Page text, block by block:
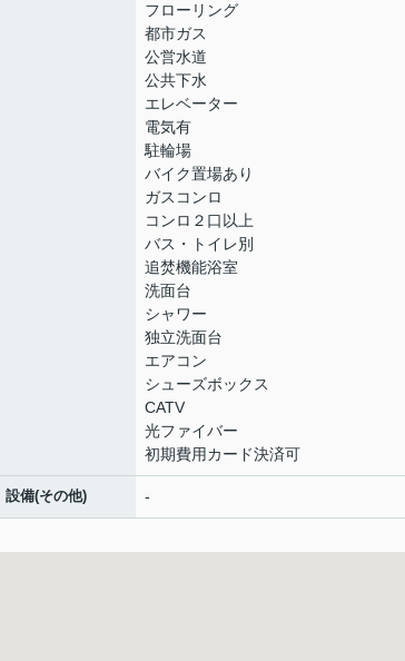
フローリング
都市ガス
公営水道
公共下水
エレベーター
電気有
駐輪場
バイク置場あり
ガスコンロ
コンロ２口以上
バス・トイレ別
追焚機能浴室
洗面台
シャワー
独立洗面台
エアコン
シューズボックス
CATV
光ファイバー
初期費用カード決済可
設備(その他) -